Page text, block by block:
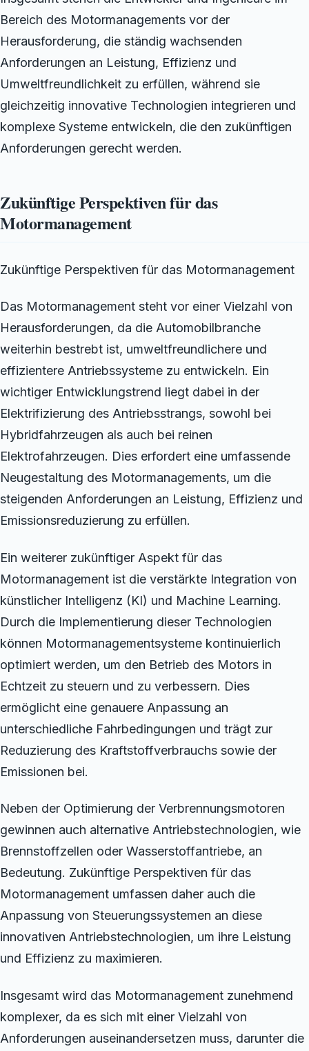
Bereich des Motormanagements vor der
Herausforderung, die ständig wachsenden
Anforderungen an Leistung, Effizienz und
Umweltfreundlichkeit zu erfüllen, während sie
gleichzeitig innovative Technologien integrieren und
komplexe Systeme entwickeln, die den zukünftigen
Anforderungen gerecht werden.
Zukünftige Perspektiven für das
Motormanagement
Zukünftige Perspektiven für das Motormanagement
Das Motormanagement steht vor einer Vielzahl von
Herausforderungen, da die Automobilbranche
weiterhin bestrebt ist, umweltfreundlichere und
effizientere Antriebssysteme zu entwickeln. Ein
wichtiger Entwicklungstrend liegt dabei in der
Elektrifizierung des Antriebsstrangs, sowohl bei
Hybridfahrzeugen als auch bei reinen
Elektrofahrzeugen. Dies erfordert eine umfassende
Neugestaltung des Motormanagements, um die
steigenden Anforderungen an Leistung, Effizienz und
Emissionsreduzierung zu erfüllen.
Ein weiterer zukünftiger Aspekt für das
Motormanagement ist die verstärkte Integration von
künstlicher Intelligenz (KI) und Machine Learning.
Durch die Implementierung dieser Technologien
können Motormanagementsysteme kontinuierlich
optimiert werden, um den Betrieb des Motors in
Echtzeit zu steuern und zu verbessern. Dies
ermöglicht eine genauere Anpassung an
unterschiedliche Fahrbedingungen und trägt zur
Reduzierung des Kraftstoffverbrauchs sowie der
Emissionen bei.
Neben der Optimierung der Verbrennungsmotoren
gewinnen auch alternative Antriebstechnologien, wie
Brennstoffzellen oder Wasserstoffantriebe, an
Bedeutung. Zukünftige Perspektiven für das
Motormanagement umfassen daher auch die
Anpassung von Steuerungssystemen an diese
innovativen Antriebstechnologien, um ihre Leistung
und Effizienz zu maximieren.
Insgesamt wird das Motormanagement zunehmend
komplexer, da es sich mit einer Vielzahl von
Anforderungen auseinandersetzen muss, darunter die